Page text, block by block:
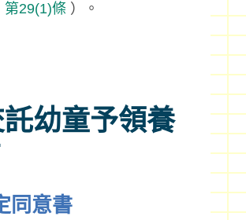
第29(1)條 ）。
幼童予領養
同意書